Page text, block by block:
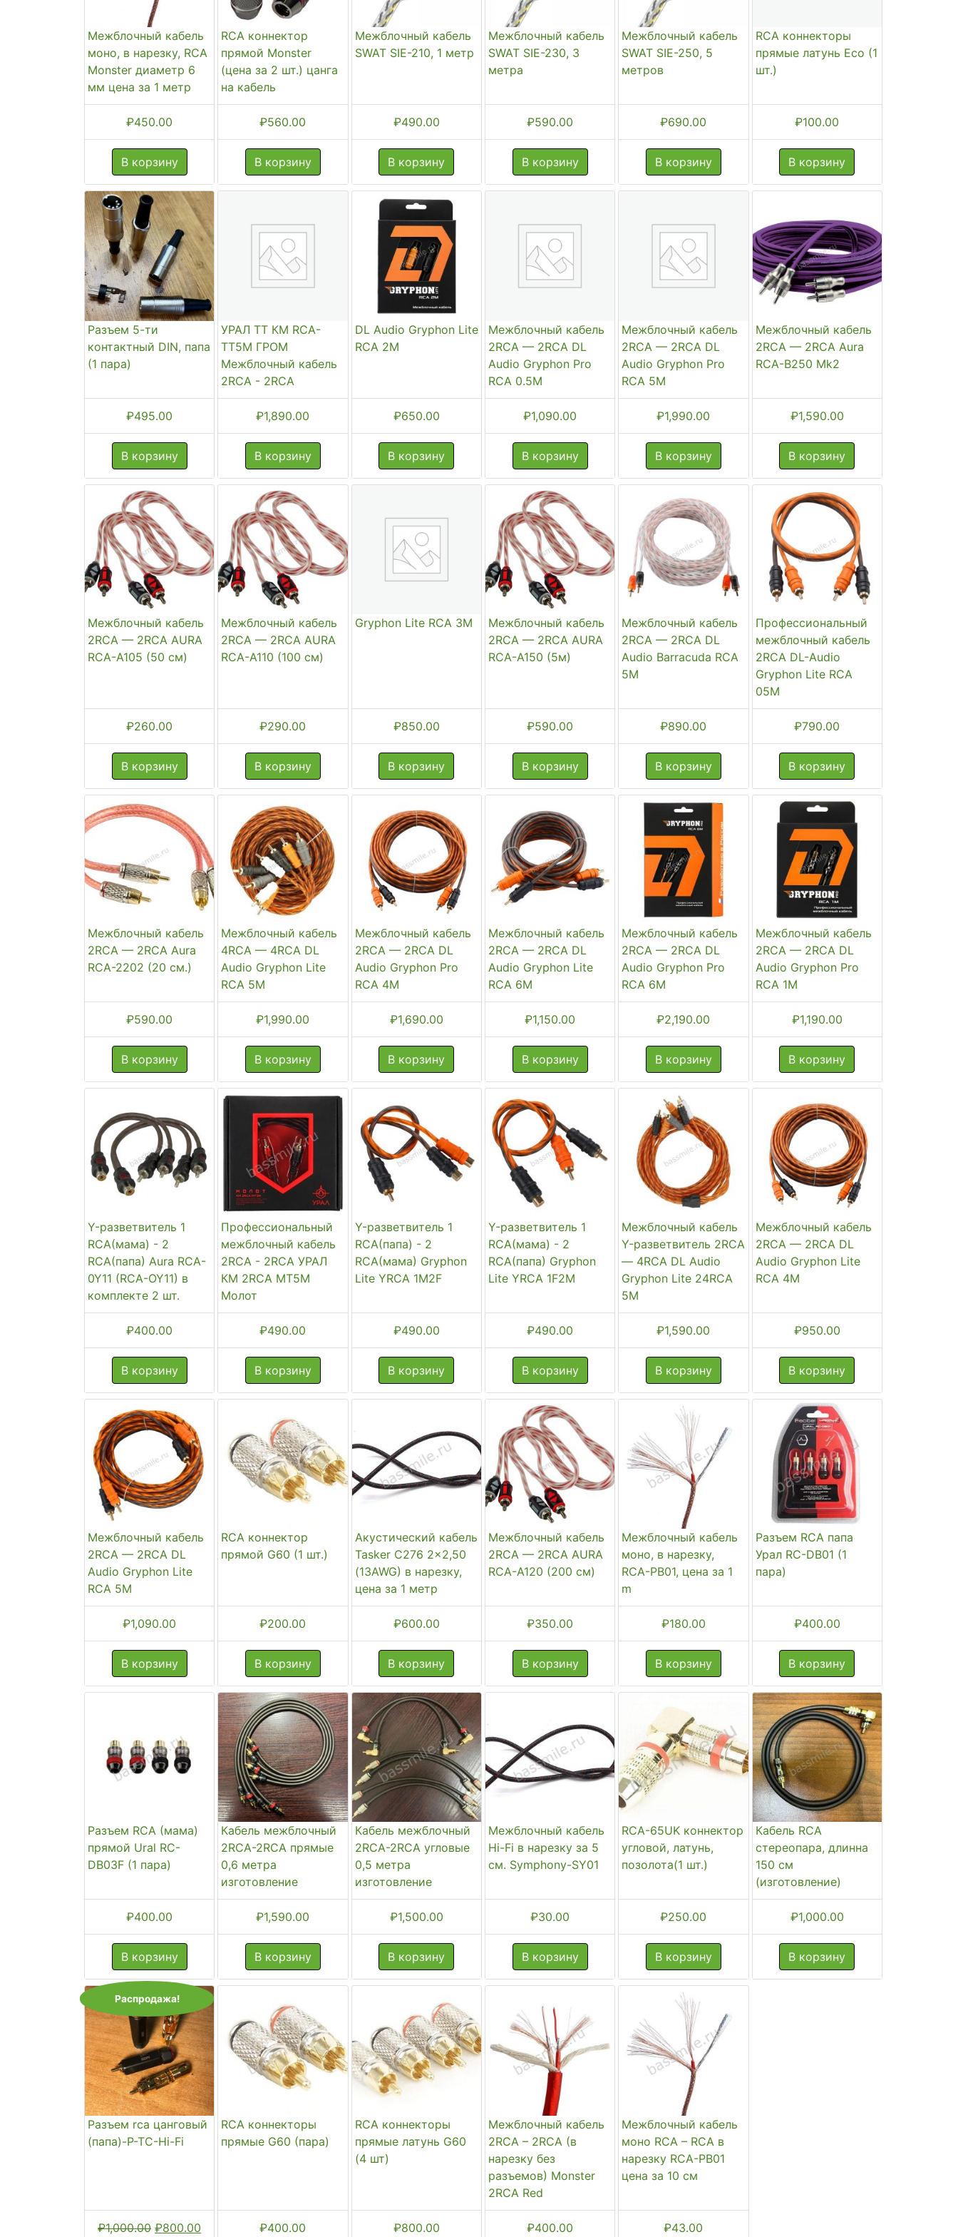
Межблочный кабель
моно, в нарезку, RCA
Monster диаметр 6
мм цена за 1 метр
₽450.00
В корзину
RCA коннектор
прямой Monster
(цена за 2 шт.) цанга
на кабель
₽560.00
В корзину
Межблочный кабель
SWAT SIE-210, 1 метр
₽490.00
В корзину
Межблочный кабель
SWAT SIE-230, 3
метра
₽590.00
В корзину
Межблочный кабель
SWAT SIE-250, 5
метров
₽690.00
В корзину
RCA коннекторы
прямые латунь Eco (1
шт.)
₽100.00
В корзину
Разъем 5-ти
контактный DIN, папа
(1 пара)
₽495.00
В корзину
УРАЛ ТТ КМ RCA-
TT5M ГРОМ
Межблочный кабель
2RCA - 2RCA
₽1,890.00
В корзину
DL Audio Gryphon Lite
RCA 2M
₽650.00
В корзину
Межблочный кабель
2RCA — 2RCA DL
Audio Gryphon Pro
RCA 0.5M
₽1,090.00
В корзину
Межблочный кабель
2RCA — 2RCA DL
Audio Gryphon Pro
RCA 5M
₽1,990.00
В корзину
Межблочный кабель
2RCA — 2RCA Aura
RCA-B250 Mk2
₽1,590.00
В корзину
Межблочный кабель
2RCA — 2RCA AURA
RCA-A105 (50 см)
₽260.00
В корзину
Межблочный кабель
2RCA — 2RCA AURA
RCA-A110 (100 см)
₽290.00
В корзину
Gryphon Lite RCA 3M
₽850.00
В корзину
Межблочный кабель
2RCA — 2RCA AURA
RCA-A150 (5м)
₽590.00
В корзину
Межблочный кабель
2RCA — 2RCA DL
Audio Barracuda RCA
5M
₽890.00
В корзину
Профессиональный
межблочный кабель
2RCA DL-Audio
Gryphon Lite RCA
05M
₽790.00
В корзину
Межблочный кабель
2RCA — 2RCA Aura
RCA-2202 (20 см.)
₽590.00
В корзину
Межблочный кабель
4RCA — 4RCA DL
Audio Gryphon Lite
RCA 5M
₽1,990.00
В корзину
Межблочный кабель
2RCA — 2RCA DL
Audio Gryphon Pro
RCA 4M
₽1,690.00
В корзину
Межблочный кабель
2RCA — 2RCA DL
Audio Gryphon Lite
RCA 6M
₽1,150.00
В корзину
Межблочный кабель
2RCA — 2RCA DL
Audio Gryphon Pro
RCA 6M
₽2,190.00
В корзину
Межблочный кабель
2RCA — 2RCA DL
Audio Gryphon Pro
RCA 1M
₽1,190.00
В корзину
Y-разветвитель 1
RCA(мама) - 2
RCA(папа) Aura RCA-
0Y11 (RCA-OY11) в
комплекте 2 шт.
₽400.00
В корзину
Профессиональный
межблочный кабель
2RCA - 2RCA УРАЛ
КМ 2RCA МТ5М
Молот
₽490.00
В корзину
Y-разветвитель 1
RCA(папа) - 2
RCA(мама) Gryphon
Lite YRCA 1M2F
₽490.00
В корзину
Y-разветвитель 1
RCA(мама) - 2
RCA(папа) Gryphon
Lite YRCA 1F2M
₽490.00
В корзину
Межблочный кабель
Y-разветвитель 2RCA
— 4RCA DL Audio
Gryphon Lite 24RCA
5M
₽1,590.00
В корзину
Межблочный кабель
2RCA — 2RCA DL
Audio Gryphon Lite
RCA 4M
₽950.00
В корзину
Межблочный кабель
2RCA — 2RCA DL
Audio Gryphon Lite
RCA 5M
₽1,090.00
В корзину
RCA коннектор
прямой G60 (1 шт.)
₽200.00
В корзину
Акустический кабель
Tasker C276 2x2,50
(13AWG) в нарезку,
цена за 1 метр
₽600.00
В корзину
Межблочный кабель
2RCA — 2RCA AURA
RCA-A120 (200 см)
₽350.00
В корзину
Межблочный кабель
моно, в нарезку,
RCA-PB01, цена за 1
m
₽180.00
В корзину
Разъем RCA папа
Урал RC-DB01 (1
пара)
₽400.00
В корзину
Разъем RCA (мама)
прямой Ural RC-
DB03F (1 пара)
₽400.00
В корзину
Кабель межблочный
2RCA-2RCA прямые
0,6 метра
изготовление
₽1,590.00
В корзину
Кабель межблочный
2RCA-2RCA угловые
0,5 метра
изготовление
₽1,500.00
В корзину
Межблочный кабель
Hi-Fi в нарезку за 5
см. Symphony-SY01
₽30.00
В корзину
RCA-65UK коннектор
угловой, латунь,
позолота(1 шт.)
₽250.00
В корзину
Кабель RCA
стереопара, длинна
150 см
(изготовление)
₽1,000.00
В корзину
Распродажа!
Разъем rca цанговый
(папа)-P-TC-Hi-Fi
₽1,000.00 Первоначальная
₽800.00
RCA коннекторы
прямые G60 (пара)
₽400.00
RCA коннекторы
прямые латунь G60
(4 шт)
₽800.00
Межблочный кабель
2RCA – 2RCA (в
нарезку без
разъемов) Monster
2RCA Red
₽400.00
Межблочный кабель
моно RCA – RCA в
нарезку RCA-PB01
цена за 10 см
₽43.00